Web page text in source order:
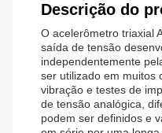
Descrição do
O acelerômetro triaxial
saída de tensão
independentemente
ser utilizado em muitos
vibração e testes de
de tensão analógica,
podem ser definidos e